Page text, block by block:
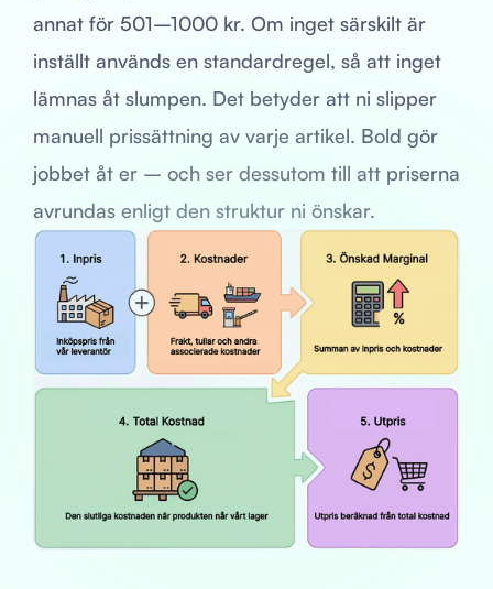
annat för 501–1000 kr. Om inget särskilt är
inställt används en standardregel, så att inget
lämnas åt slumpen. Det betyder att ni slipper
manuell prissättning av varje artikel. Bold gör
jobbet åt er – och ser dessutom till att priserna
avrundas enligt den struktur ni önskar.